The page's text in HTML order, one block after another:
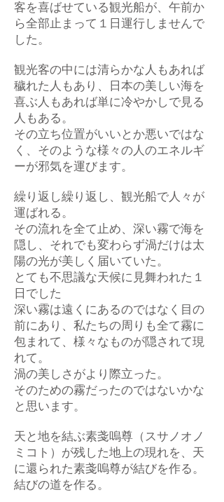
客を喜ばせている観光船が、午前か
ら全部止まって１日運行しませんで
した。
観光客の中には清らかな人もあれば
穢れた人もあり、日本の美しい海を
喜ぶ人もあれば単に冷やかしで見る
人もある。
その立ち位置がいいとか悪いではな
く、そのような様々の人のエネルギ
ーが邪気を運びます。
繰り返し繰り返し、観光船で人々が
運ばれる。
その流れを全て止め、深い霧で海を
隠し、それでも変わらず渦だけは太
陽の光が美しく届いていた。
とても不思議な天候に見舞われた１
日でした
深い霧は遠くにあるのではなく目の
前にあり、私たちの周りも全て霧に
包まれて、様々なものが隠されて現
れて。
渦の美しさがより際立った。
そのための霧だったのではないかな
と思います。
天と地を結ぶ素戔嗚尊（スサノオノ
ミコト）が残した地上の現れを、天
に還られた素戔嗚尊が結びを作る。
結びの道を作る。